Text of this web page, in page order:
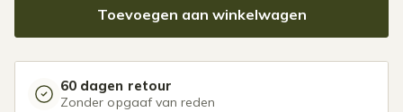
Toevoegen aan winkelwagen
60 dagen retour
Zonder opgaaf van reden